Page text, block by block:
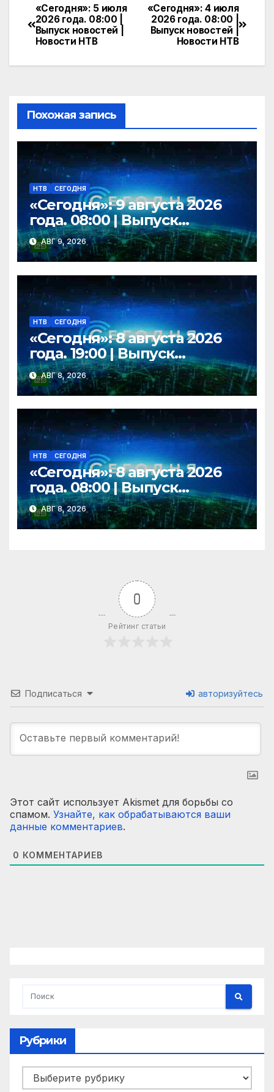
e
gr
a
m
n
o
a
s
ni
ki
itt
er
п
р
в
ь
Навигация
по
записям
«Сегодня»: 4 июля
2026 года. 08:00 |
Выпуск новостей |
Новости НТВ
«Сегодня»: 5 июля
2026 года. 08:00 |
Выпуск новостей |
Новости НТВ
Похожая запись
НТВ СЕГОДНЯ
«Сегодня»: 9 августа 2026
года. 08:00 | Выпуск
новостей | Новости НТВ
АВГ 9, 2026
НТВ СЕГОДНЯ
«Сегодня»: 8 августа 2026
года. 19:00 | Выпуск
новостей | Новости НТВ
АВГ 8, 2026
НТВ СЕГОДНЯ
«Сегодня»: 8 августа 2026
года. 08:00 | Выпуск
новостей | Новости НТВ
АВГ 8, 2026
0
Рейтинг статьи
Подписаться авторизуйтесь
Этот сайт использует Akismet для борьбы со
спамом. Узнайте, как обрабатываются ваши
данные комментариев.
0 КОММЕНТАРИЕВ
Рубрики
Рубрики